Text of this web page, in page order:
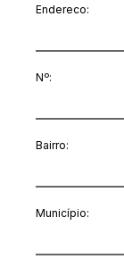
Endereco:
Nº:
Bairro:
Município: